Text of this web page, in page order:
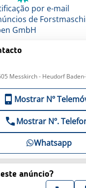
por e-mail
de
GmbH
Messkirch - Heudorf
Mostrar Nº
Mostrar Nº.
Whatsapp
anúncio?